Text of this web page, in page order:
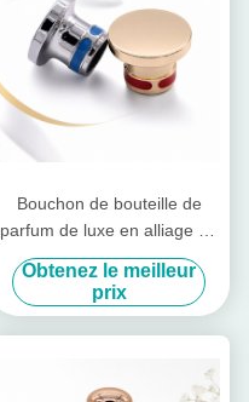
Bouchon de bouteille de
parfum de luxe en alliage de
zinc avec logo personnalisé
et finition miroir-polissée
Obtenez le meilleur
prix